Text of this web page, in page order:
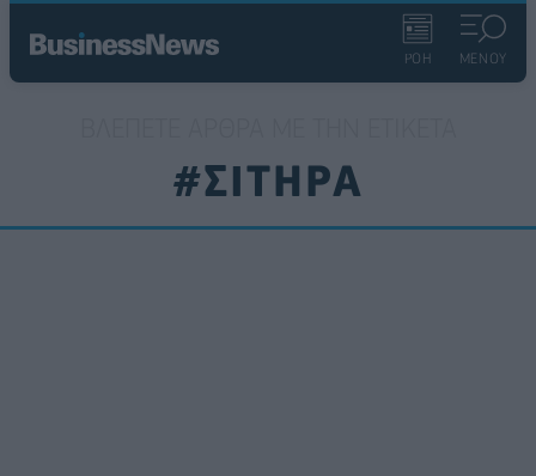
ΡΟΗ ΜΕΝΟΥ
#ΣΙΤΗΡΑ